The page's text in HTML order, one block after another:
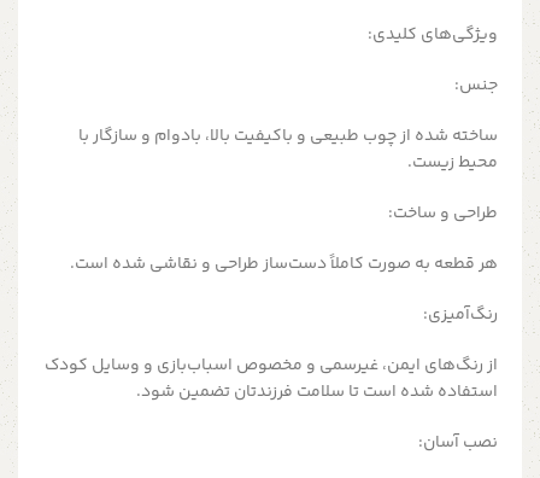
ویژگی‌های کلیدی:
جنس:
ساخته شده از چوب طبیعی و باکیفیت بالا، بادوام و سازگار با
محیط زیست.
طراحی و ساخت:
هر قطعه به صورت کاملاً دست‌ساز طراحی و نقاشی شده است.
رنگ‌آمیزی:
از رنگ‌های ایمن، غیرسمی و مخصوص اسباب‌بازی و وسایل کودک
استفاده شده است تا سلامت فرزندتان تضمین شود.
نصب آسان: